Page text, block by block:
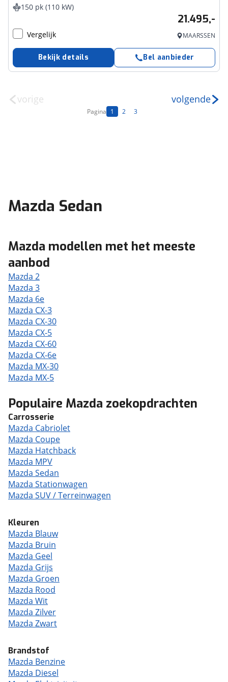
150 pk (110 kW)
21.495,-
Vergelijk MAARSSEN
Bekijk details Bel aanbieder
vorige
Pagina 1 2 3
volgende
Mazda Sedan
Mazda modellen met het meeste
aanbod
Mazda 2
Mazda 3
Mazda 6e
Mazda CX-3
Mazda CX-30
Mazda CX-5
Mazda CX-60
Mazda CX-6e
Mazda MX-30
Mazda MX-5
Populaire Mazda zoekopdrachten
Carrosserie
Mazda Cabriolet
Mazda Coupe
Mazda Hatchback
Mazda MPV
Mazda Sedan
Mazda Stationwagen
Mazda SUV / Terreinwagen
Kleuren
Mazda Blauw
Mazda Bruin
Mazda Geel
Mazda Grijs
Mazda Groen
Mazda Rood
Mazda Wit
Mazda Zilver
Mazda Zwart
Brandstof
Mazda Benzine
Mazda Diesel